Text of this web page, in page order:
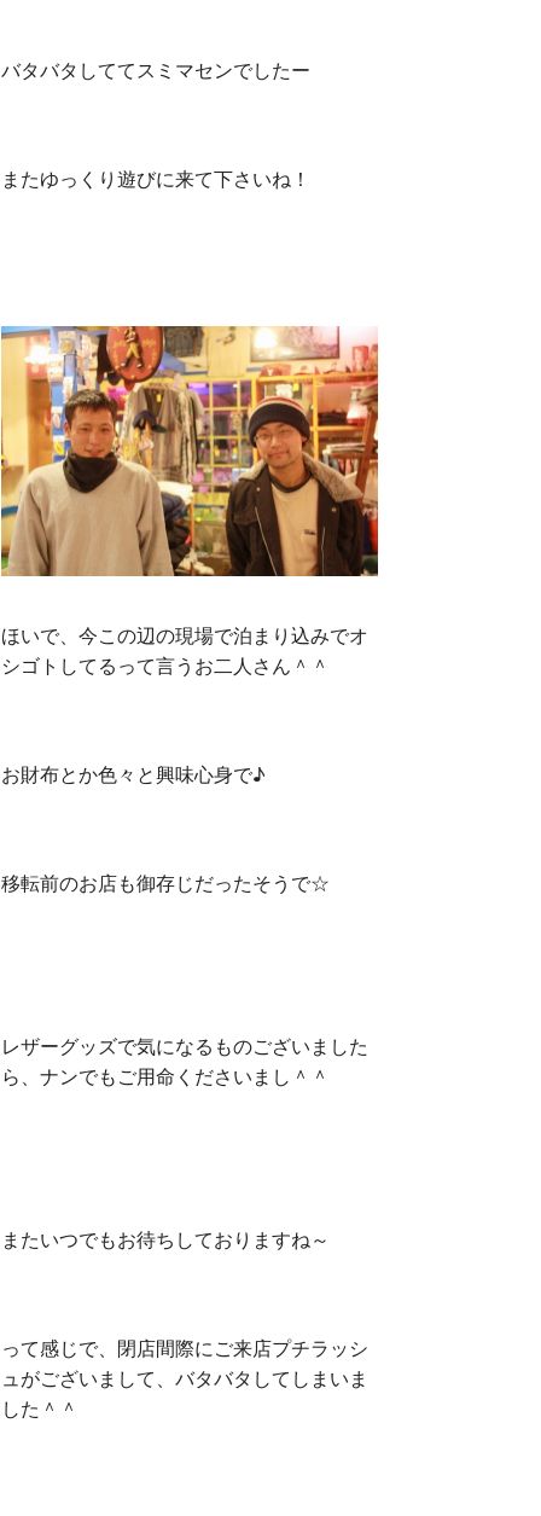
バタバタしててスミマセンでしたー
またゆっくり遊びに来て下さいね！
ほいで、今この辺の現場で泊まり込みでオ
シゴトしてるって言うお二人さん＾＾
お財布とか色々と興味心身で♪
移転前のお店も御存じだったそうで☆
レザーグッズで気になるものございました
ら、ナンでもご用命くださいまし＾＾
またいつでもお待ちしておりますね～
って感じで、閉店間際にご来店プチラッシ
ュがございまして、バタバタしてしまいま
した＾＾